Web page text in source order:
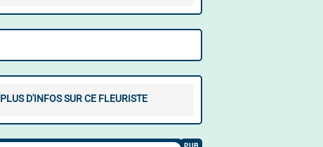
PLUS D'INFOS SUR CE FLEURISTE